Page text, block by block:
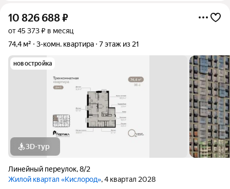
10 826 688₽
от 45 373 ₽ в месяц
74,4 м²
3-комн. квартира 7 этаж из 21
новостройка
3D-тур
Линейный переулок,8/2
Жилой квартал «Кислород», 4 квартал 2028